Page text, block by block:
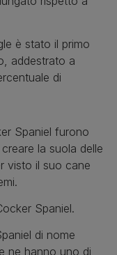
è stato il primo
addestrato a
di
Spaniel furono
la suola delle
visto il suo cane
Spaniel.
di nome
ne hanno uno di